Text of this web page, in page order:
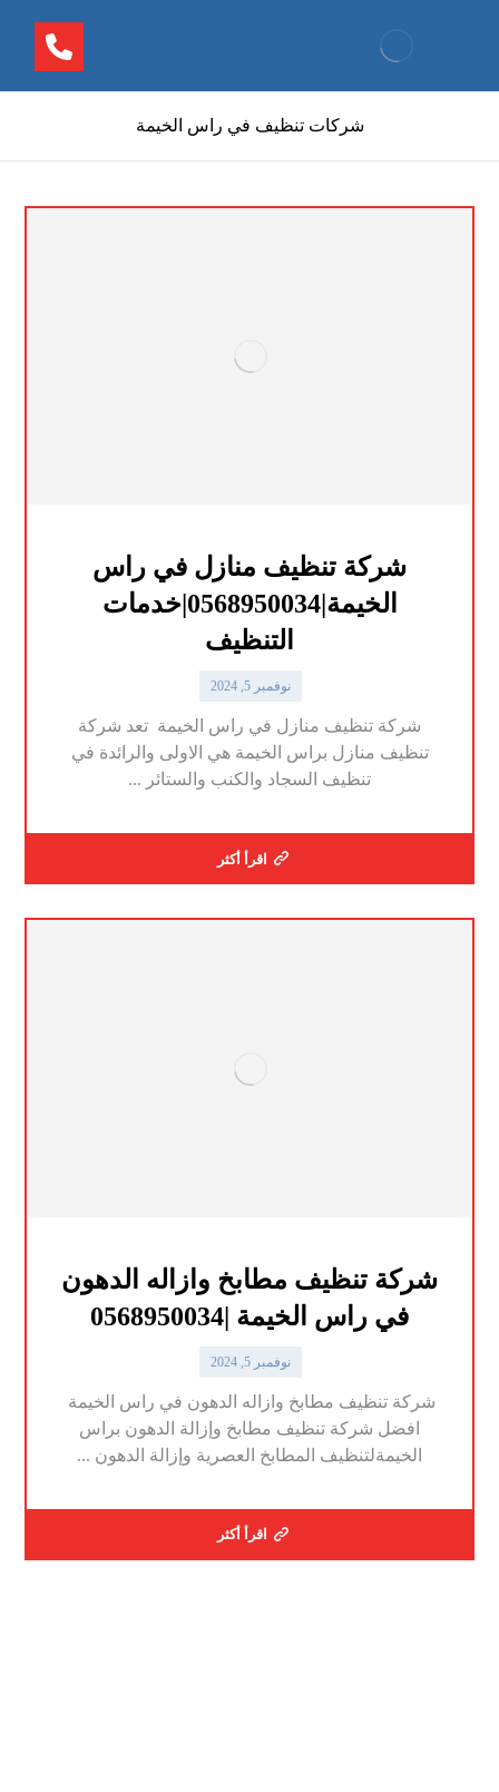
شركات تنظيف في راس الخيمة
شركة تنظيف منازل في راس
الخيمة|0568950034|خدمات
التنظيف
نوفمبر 5, 2024
شركة تنظيف منازل في راس الخيمة تعد شركة
تنظيف منازل براس الخيمة هي الاولى والرائدة في
تنظيف السجاد والكنب والستائر ...
اقرأ أكثر
شركة تنظيف مطابخ وازاله الدهون
في راس الخيمة |0568950034
نوفمبر 5, 2024
شركة تنظيف مطابخ وازاله الدهون في راس الخيمة
افضل شركة تنظيف مطابخ وإزالة الدهون براس
الخيمةلتنظيف المطابخ العصرية وإزالة الدهون ...
اقرأ أكثر